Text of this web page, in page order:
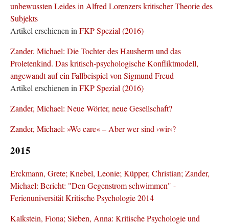
unbewussten Leides in Alfred Lorenzers kritischer Theorie des
Subjekts
Artikel erschienen in FKP Spezial (2016)
Zander, Michael: Die Tochter des Hausherrn und das
Proletenkind. Das kritisch-psychologische Konfliktmodell,
angewandt auf ein Fallbeispiel von Sigmund Freud
Artikel erschienen in FKP Spezial (2016)
Zander, Michael: Neue Wörter, neue Gesellschaft?
Zander, Michael: »We care« – Aber wer sind ›wir‹?
2015
Erckmann, Grete; Knebel, Leonie; Küpper, Christian; Zander,
Michael: Bericht: "Den Gegenstrom schwimmen" -
Ferienuniversität Kritische Psychologie 2014
Kalkstein, Fiona; Sieben, Anna: Kritische Psychologie und